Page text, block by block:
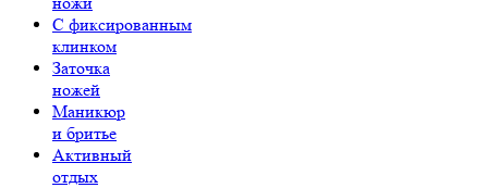
C фиксированным
клинком
Заточка
ножей
Маникюр
и бритье
Активный
отдых